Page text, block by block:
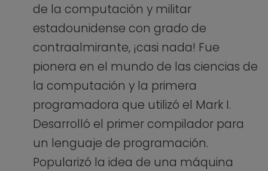
de la computación y militar
estadounidense con grado de
contraalmirante, ¡casi nada! Fue
pionera en el mundo de las ciencias de
la computación y la primera
programadora que utilizó el Mark I.
Desarrolló el primer compilador para
un lenguaje de programación.
Popularizó la idea de una máquina